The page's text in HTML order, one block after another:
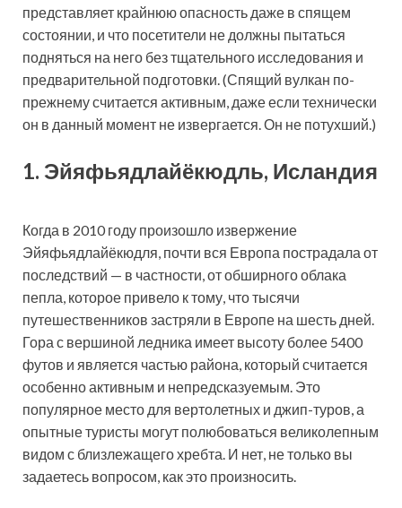
представляет крайнюю опасность даже в спящем
состоянии, и что посетители не должны пытаться
подняться на него без тщательного исследования и
предварительной подготовки. (Спящий вулкан по-
прежнему считается активным, даже если технически
он в данный момент не извергается. Он не потухший.)
1. Эйяфьядлайёкюдль, Исландия
Когда в 2010 году произошло извержение
Эйяфьядлайёкюдля, почти вся Европа пострадала от
последствий — в частности, от обширного облака
пепла, которое привело к тому, что тысячи
путешественников застряли в Европе на шесть дней.
Гора с вершиной ледника имеет высоту более 5400
футов и является частью района, который считается
особенно активным и непредсказуемым. Это
популярное место для вертолетных и джип-туров, а
опытные туристы могут полюбоваться великолепным
видом с близлежащего хребта. И нет, не только вы
задаетесь вопросом, как это произносить.